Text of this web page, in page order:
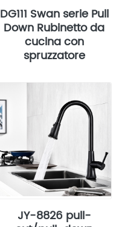
DG111 Swan serie Pull
Down Rubinetto da
cucina con
spruzzatore
JY-8826 pull-